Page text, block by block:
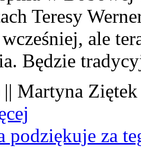
Teresy
ale
Będzie
|| Martyna
podziękuje za